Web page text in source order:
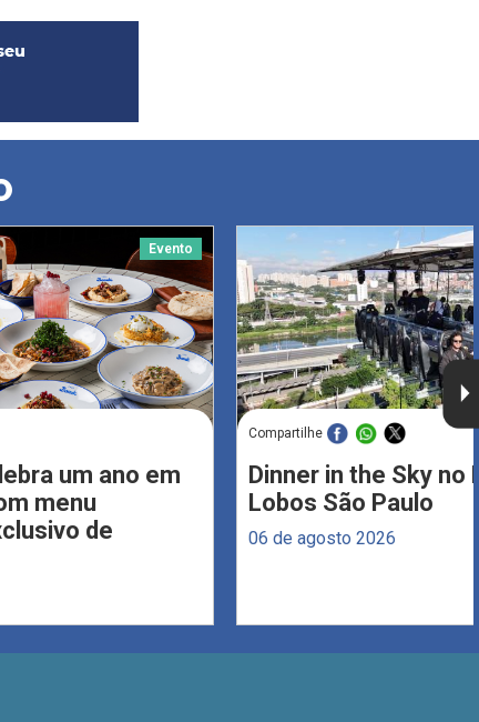
Evento
um ano em
menu
de
Compartilhe
Dinner in the Sky no
Lobos São Paulo
06 de agosto 2026